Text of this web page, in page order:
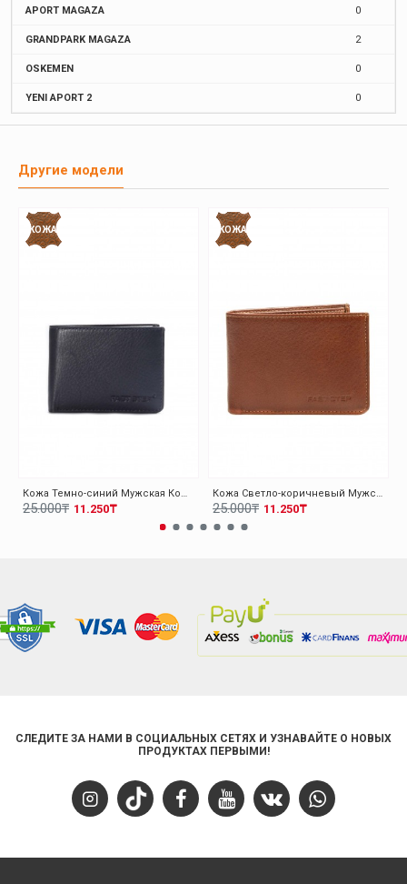
APORT MAGAZA 0
GRANDPARK MAGAZA 2
OSKEMEN 0
YENI APORT 2 0
Другие модели
КОЖА
Кожа Темно-синий Мужская Кошелек 779CA1410
11.250₸
25.000₸
КОЖА
Кожа Светло-коричневый Мужская Кошелек 779CA1410
11.250₸
25.000₸
СЛЕДИТЕ ЗА НАМИ В СОЦИАЛЬНЫХ СЕТЯХ И УЗНАВАЙТЕ О НОВЫХ
ПРОДУКТАХ ПЕРВЫМИ!